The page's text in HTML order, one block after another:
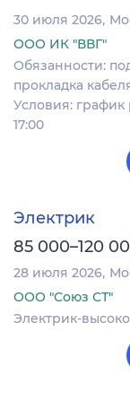
30 июля 2026
ООО ИК "ВВГ"
Обязанности:
прокладка
Условия:
17:00
Электрик
85 000–120
28 июля 2026
ООО "Союз СТ"
Электрик-